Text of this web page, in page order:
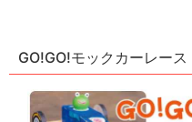
GO!GO!モックカーレース